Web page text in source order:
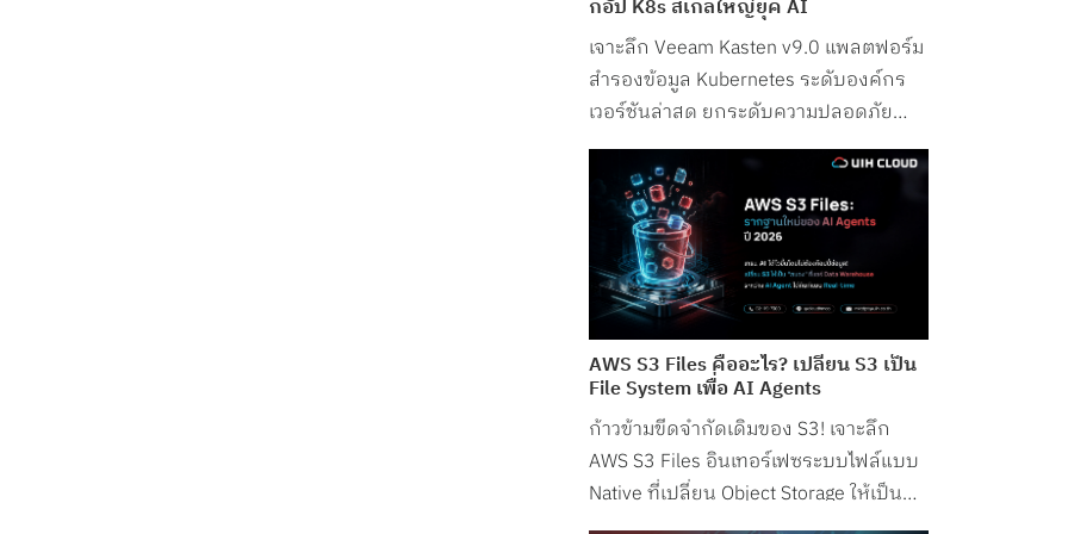
กอัป K8s สเกลใหญ่ยุค AI
เจาะลึก Veeam Kasten v9.0 แพลตฟอร์ม
สำรองข้อมูล Kubernetes ระดับองค์กร
เวอร์ชันล่าสุด ยกระดับความปลอดภัย
รองรับ Petabyte Scale และระบบ AI
อย่างสมบูรณ์แบบ
AWS S3 Files คืออะไร? เปลี่ยน S3 เป็น
File System เพื่อ AI Agents
ก้าวข้ามขีดจำกัดเดิมของ S3! เจาะลึก
AWS S3 Files อินเทอร์เฟซระบบไฟล์แบบ
Native ที่เปลี่ยน Object Storage ให้เป็น
File System สำหรับ AI Agents โดยเฉพาะ